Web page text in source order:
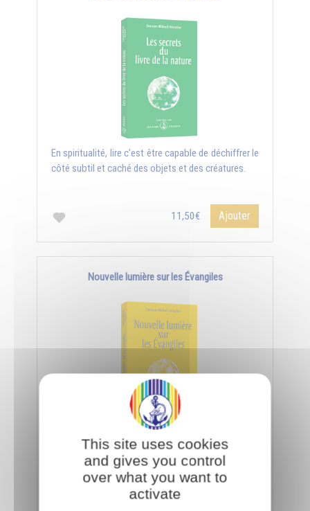
En spiritualité, lire c'est être capable de déchiffrer le
côté subtil et caché des objets et des créatures.
11,50€ Ajouter
Nouvelle lumière sur les Évangiles
Pour interpréter les paraboles de Jésus, il faut
utiliser la science des symboles qui s'acquiert par
les facultés de l’âme et de l'esprit.
11,50€
This site uses cookies
and gives you control
over what you want to
activate